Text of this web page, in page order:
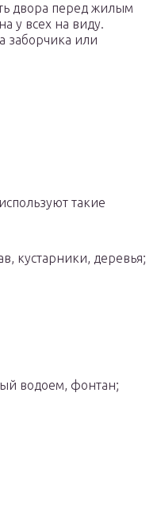
двора перед жилым
у всех на виду.
заборчика или
такие
кустарники, деревья;
водоем, фонтан;